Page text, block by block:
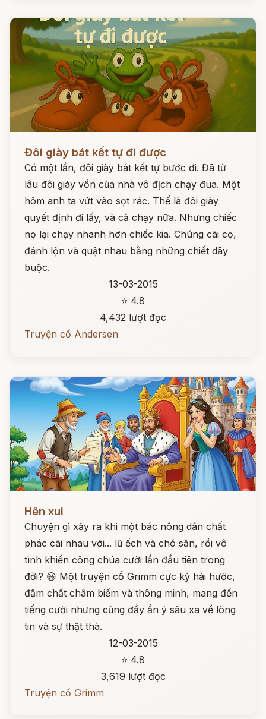
Đôi giày bát kết tự đi được
Có một lần, đôi giày bát kết tự bước đi. Đã từ
lâu đôi giày vốn của nhà vô địch chạy đua. Một
hôm anh ta vứt vào sọt rác. Thế là đôi giày
quyết định đi lấy, và cả chạy nữa. Nhưng chiếc
nọ lại chạy nhanh hơn chiếc kia. Chúng cãi cọ,
đánh lộn và quật nhau bằng những chiết dây
buộc.
13-03-2015
⭐ 4.8
4,432 lượt đọc
Truyện cổ Andersen
Hên xui
Chuyện gì xảy ra khi một bác nông dân chất
phác cãi nhau với... lũ ếch và chó săn, rồi vô
tình khiến công chúa cười lần đầu tiên trong
đời? 😆 Một truyện cổ Grimm cực kỳ hài hước,
đậm chất châm biếm và thông minh, mang đến
tiếng cười nhưng cũng đầy ẩn ý sâu xa về lòng
tin và sự thật thà.
12-03-2015
⭐ 4.8
3,619 lượt đọc
Truyện cổ Grimm